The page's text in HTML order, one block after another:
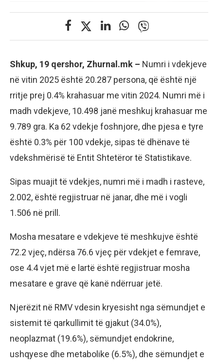
Shkup, 19 qershor, Zhurnal.mk – Numri i vdekjeve
në vitin 2025 është 20.287 persona, që është një
rritje prej 0.4% krahasuar me vitin 2024. Numri më i
madh vdekjeve, 10.498 janë meshkuj krahasuar me
9.789 gra. Ka 62 vdekje foshnjore, dhe pjesa e tyre
është 0.3% për 100 vdekje, sipas të dhënave të
vdekshmërisë të Entit Shtetëror të Statistikave.
Sipas muajit të vdekjes, numri më i madh i rasteve,
2.002, është regjistruar në janar, dhe më i vogli
1.506 në prill.
Mosha mesatare e vdekjeve të meshkujve është
72.2 vjeç, ndërsa 76.6 vjeç për vdekjet e femrave,
ose 4.4 vjet më e lartë është regjistruar mosha
mesatare e grave që kanë ndërruar jetë.
Njerëzit në RMV vdesin kryesisht nga sëmundjet e
sistemit të qarkullimit të gjakut (34.0%),
neoplazmat (19.6%), sëmundjet endokrine,
ushqyese dhe metabolike (6.5%), dhe sëmundjet e